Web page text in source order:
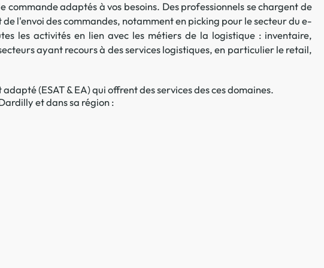
engagements en matière d'achats inclusifs
clé en main
adaptés à vos besoins. Des professionnels se chargent de
l'envoi des commandes, notamment en picking pour le secteur du e-
les activités en lien avec les métiers de la logistique : inventaire,
ayant recours à des services logistiques, en particulier le retail,
(ESAT & EA) qui offrent des services des ces domaines.
et dans sa région :